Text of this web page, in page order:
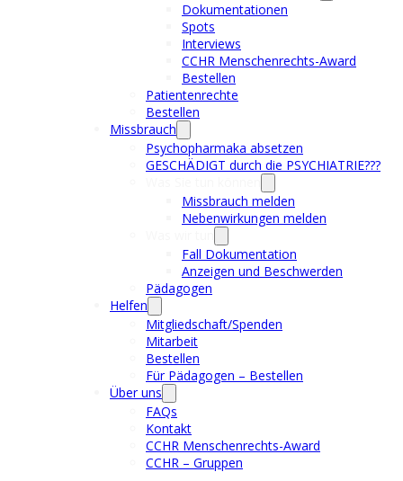
Dokumentationen
Spots
Interviews
CCHR Menschenrechts-Award
Bestellen
Patientenrechte
Bestellen
Missbrauch
Psychopharmaka absetzen
GESCHÄDIGT durch die PSYCHIATRIE???
Missbrauch melden
Nebenwirkungen melden
Fall Dokumentation
Anzeigen und Beschwerden
Pädagogen
Helfen
Mitgliedschaft/Spenden
Mitarbeit
Bestellen
Für Pädagogen – Bestellen
Über uns
FAQs
Kontakt
CCHR Menschenrechts-Award
CCHR – Gruppen